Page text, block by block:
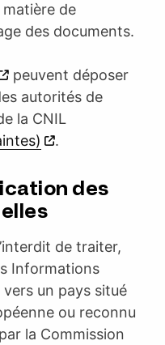
de
des documents.
peuvent déposer
autorités de
la CNIL
.
des
de traiter,
Informations
un pays situé
ou reconnu
la Commission